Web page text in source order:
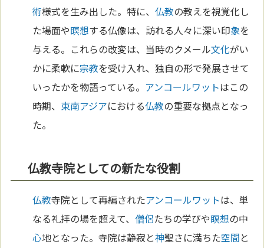
術様式を生み出した。特に、仏教の教えを視覚化し
た場面や瞑想する仏像は、訪れる人々に深い印象を
与える。これらの改変は、当時のクメール文化がい
かに柔軟に宗教を受け入れ、独自の形で発展させて
いったかを物語っている。 アンコールワットはこの
時期、 東南アジアにおける仏教の重要な拠点となっ
た。
仏教寺院としての新たな役割
仏教寺院として再編されたアンコールワットは、単
なる礼拝の場を超えて、僧侶たちの学びや瞑想の中
心地となった。寺院は静寂と神聖さに満ちた空間と